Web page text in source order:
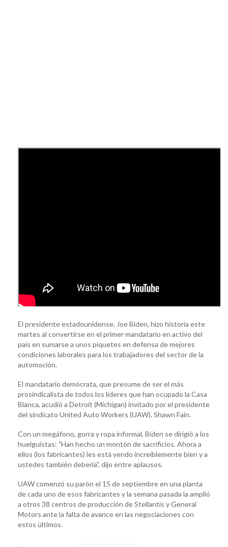
El presidente estadounidense, Joe Biden, hizo historia este
martes al convertirse en el primer mandatario en activo del
país en sumarse a unos piquetes en defensa de mejores
condiciones laborales para los trabajadores del sector de la
automoción.
El mandatario demócrata, que presume de ser el más
prosindicalista de todos los líderes que han ocupado la Casa
Blanca, acudió a Detroit (Míchigan) invitado por el presidente
del sindicato United Auto Workers (UAW), Shawn Fain.
Con un megáfono, gorra y ropa informal, Biden se dirigió a los
huelguistas: "Han hecho un montón de sacrificios. Ahora a
ellos (los fabricantes) les está yendo increíblemente bien y a
ustedes también debería", dijo entre aplausos.
UAW comenzó su parón el 15 de septiembre en una planta
de cada uno de esos fabricantes y la semana pasada la amplió
a otros 38 centros de producción de Stellantis y General
Motors ante la falta de avance en las negociaciones con
estos últimos.